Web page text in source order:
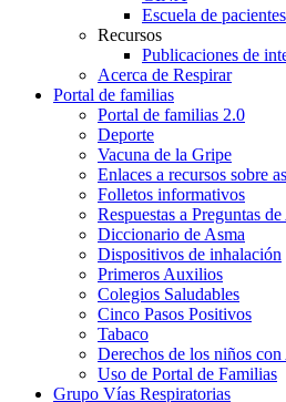
Escuela de pacientes
Recursos
Publicaciones de
Acerca de Respirar
Portal de familias
Portal de familias 2.0
Deporte
Vacuna de la Gripe
Enlaces a recursos sobre
Folletos informativos
Respuestas a Preguntas
Diccionario de Asma
Dispositivos de inhalación
Primeros Auxilios
Colegios Saludables
Cinco Pasos Positivos
Tabaco
Derechos de los niños con
Uso de Portal de Familias
Grupo Vías Respiratorias